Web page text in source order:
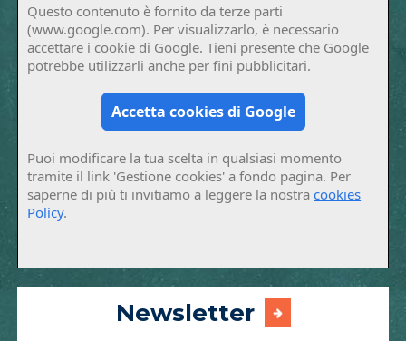
Questo contenuto è fornito da terze parti
(www.google.com). Per visualizzarlo, è necessario
accettare i cookie di Google. Tieni presente che Google
potrebbe utilizzarli anche per fini pubblicitari.
Accetta cookies di Google
Puoi modificare la tua scelta in qualsiasi momento
tramite il link 'Gestione cookies' a fondo pagina. Per
saperne di più ti invitiamo a leggere la nostracookies
Policy.
Newsletter